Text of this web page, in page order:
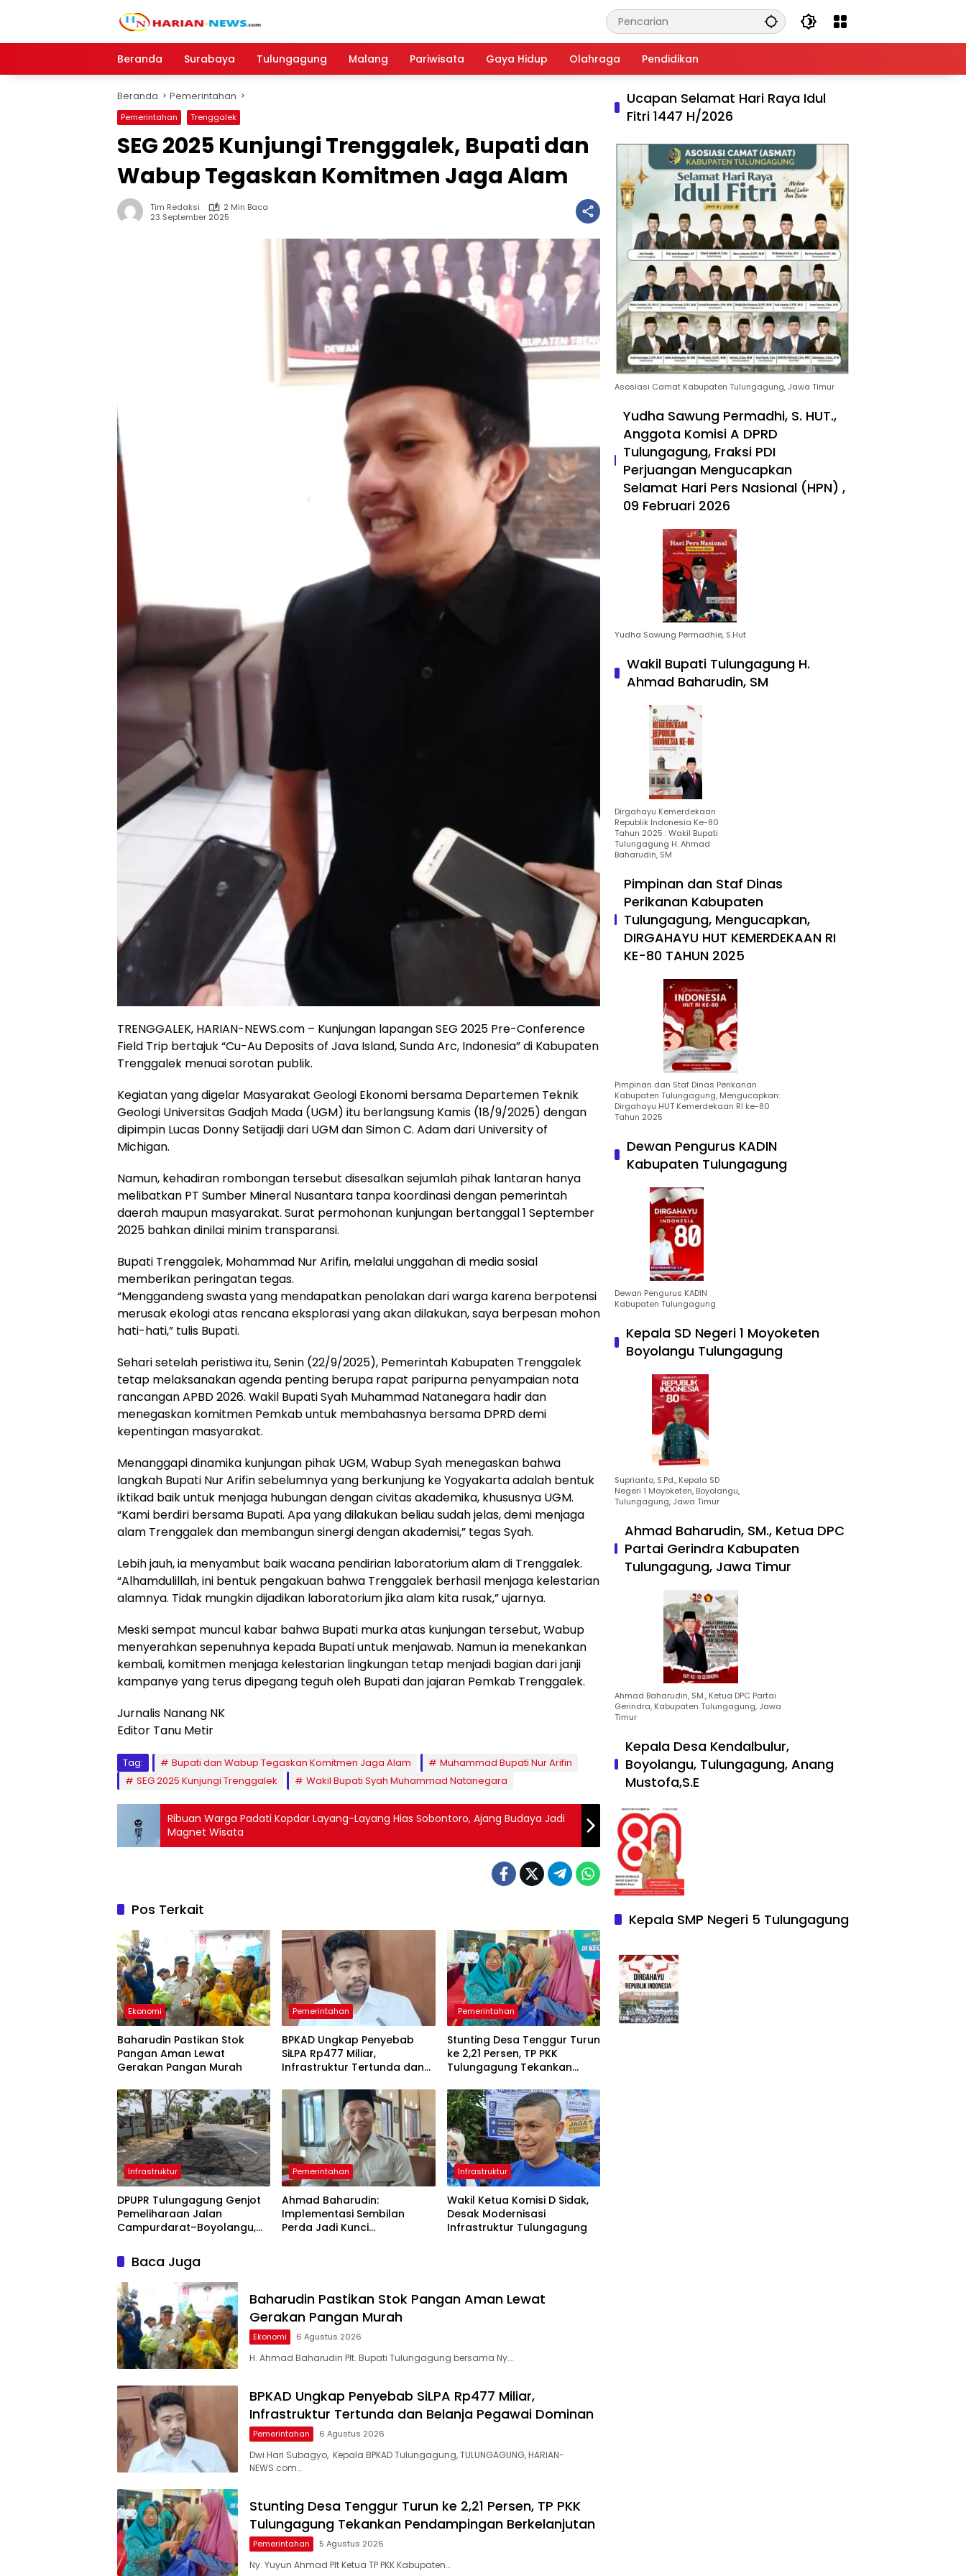
Beranda
Surabaya Tulungagung Malang Pariwisata Gaya Hidup Olahraga Pendidikan
Beranda Pemerintahan
Pemerintahan Trenggalek
SEG 2025 Kunjungi Trenggalek, Bupati dan
Wabup Tegaskan Komitmen Jaga Alam
Tim Redaksi
2 Min Baca
23 September 2025
TRENGGALEK, HARIAN-NEWS.com – Kunjungan lapangan SEG 2025 Pre-Conference
Field Trip bertajuk “Cu-Au Deposits of Java Island, Sunda Arc, Indonesia” di Kabupaten
Trenggalek menuai sorotan publik.
Kegiatan yang digelar Masyarakat Geologi Ekonomi bersama Departemen Teknik
Geologi Universitas Gadjah Mada (UGM) itu berlangsung Kamis (18/9/2025) dengan
dipimpin Lucas Donny Setijadji dari UGM dan Simon C. Adam dari University of
Michigan.
Namun, kehadiran rombongan tersebut disesalkan sejumlah pihak lantaran hanya
melibatkan PT Sumber Mineral Nusantara tanpa koordinasi dengan pemerintah
daerah maupun masyarakat. Surat permohonan kunjungan bertanggal 1 September
2025 bahkan dinilai minim transparansi.
Bupati Trenggalek, Mohammad Nur Arifin, melalui unggahan di media sosial
memberikan peringatan tegas.
“Menggandeng swasta yang mendapatkan penolakan dari warga karena berpotensi
merusak ekologi atas rencana eksplorasi yang akan dilakukan, saya berpesan mohon
hati-hati,” tulis Bupati.
Sehari setelah peristiwa itu, Senin (22/9/2025), Pemerintah Kabupaten Trenggalek
tetap melaksanakan agenda penting berupa rapat paripurna penyampaian nota
rancangan APBD 2026. Wakil Bupati Syah Muhammad Natanegara hadir dan
menegaskan komitmen Pemkab untuk membahasnya bersama DPRD demi
kepentingan masyarakat.
Menanggapi dinamika kunjungan pihak UGM, Wabup Syah menegaskan bahwa
langkah Bupati Nur Arifin sebelumnya yang berkunjung ke Yogyakarta adalah bentuk
iktikad baik untuk menjaga hubungan dengan civitas akademika, khususnya UGM.
“Kami berdiri bersama Bupati. Apa yang dilakukan beliau sudah jelas, demi menjaga
alam Trenggalek dan membangun sinergi dengan akademisi,” tegas Syah.
Lebih jauh, ia menyambut baik wacana pendirian laboratorium alam di Trenggalek.
“Alhamdulillah, ini bentuk pengakuan bahwa Trenggalek berhasil menjaga kelestarian
alamnya. Tidak mungkin dijadikan laboratorium jika alam kita rusak,” ujarnya.
Meski sempat muncul kabar bahwa Bupati murka atas kunjungan tersebut, Wabup
menyerahkan sepenuhnya kepada Bupati untuk menjawab. Namun ia menekankan
kembali, komitmen menjaga kelestarian lingkungan tetap menjadi bagian dari janji
kampanye yang terus dipegang teguh oleh Bupati dan jajaran Pemkab Trenggalek.
Jurnalis Nanang NK
Editor Tanu Metir
Tag: Bupati dan Wabup Tegaskan Komitmen Jaga Alam
Muhammad Bupati Nur Arifin
SEG 2025 Kunjungi Trenggalek
Wakil Bupati Syah Muhammad Natanegara
Ribuan Warga Padati Kopdar Layang-Layang Hias Sobontoro, Ajang Budaya Jadi
Magnet Wisata
Pos Terkait
Ekonomi
Baharudin Pastikan Stok
Pangan Aman Lewat
Gerakan Pangan Murah
Pemerintahan
BPKAD Ungkap Penyebab
SiLPA Rp477 Miliar,
Infrastruktur Tertunda dan
Pemerintahan
Stunting Desa Tenggur Turun
ke 2,21 Persen, TP PKK
Tulungagung Tekankan
Berkelanjutan
Infrastruktur
DPUPR Tulungagung Genjot
Pemeliharaan Jalan
Campurdarat–Boyolangu,
Diperbaiki
Pemerintahan
Ahmad Baharudin:
Implementasi Sembilan
Perda Jadi Kunci
Infrastruktur
Wakil Ketua Komisi D Sidak,
Desak Modernisasi
Infrastruktur Tulungagung
Baca Juga
Baharudin Pastikan Stok Pangan Aman Lewat
Gerakan Pangan Murah
Ekonomi 6 Agustus 2026
H. Ahmad Baharudin Plt. Bupati Tulungagung bersama Ny….
BPKAD Ungkap Penyebab SiLPA Rp477 Miliar,
Infrastruktur Tertunda dan Belanja Pegawai Dominan
Pemerintahan 6 Agustus 2026
Dwi Hari Subagyo, Kepala BPKAD Tulungagung, TULUNGAGUNG, HARIAN-
NEWS.com…
Stunting Desa Tenggur Turun ke 2,21 Persen, TP PKK
Tulungagung Tekankan Pendampingan Berkelanjutan
Pemerintahan 5 Agustus 2026
Ny. Yuyun Ahmad Plt Ketua TP PKK Kabupaten…
Ucapan Selamat Hari Raya Idul
Fitri 1447 H/2026
Asosiasi Camat Kabupaten Tulungagung, Jawa Timur
Yudha Sawung Permadhi, S. HUT.,
Anggota Komisi A DPRD
Tulungagung, Fraksi PDI
Perjuangan Mengucapkan
Selamat Hari Pers Nasional (HPN) ,
09 Februari 2026
Yudha Sawung Permadhie, S.Hut
Wakil Bupati Tulungagung H.
Ahmad Baharudin, SM
Dirgahayu Kemerdekaan
Republik Indonesia Ke-80
Tahun 2025 : Wakil Bupati
Tulungagung H. Ahmad
Baharudin, SM
Pimpinan dan Staf Dinas
Perikanan Kabupaten
Tulungagung, Mengucapkan,
DIRGAHAYU HUT KEMERDEKAAN RI
KE-80 TAHUN 2025
Pimpinan dan Staf Dinas Perikanan
Kabupaten Tulungagung, Mengucapkan:
Dirgahayu HUT Kemerdekaan RI ke-80
Tahun 2025
Dewan Pengurus KADIN
Kabupaten Tulungagung
Dewan Pengurus KADIN
Kabupaten Tulungagung
Kepala SD Negeri 1 Moyoketen
Boyolangu Tulungagung
Suprianto, S.Pd., Kepala SD
Negeri 1 Moyoketen, Boyolangu,
Tulungagung, Jawa Timur
Ahmad Baharudin, SM., Ketua DPC
Partai Gerindra Kabupaten
Tulungagung, Jawa Timur
Ahmad Baharudin, SM., Ketua DPC Partai
Gerindra, Kabupaten Tulungagung, Jawa
Timur
Kepala Desa Kendalbulur,
Boyolangu, Tulungagung, Anang
Mustofa,S.E
Kepala SMP Negeri 5 Tulungagung